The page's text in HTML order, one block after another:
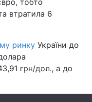
тобто
втратила 6
ринку України до
грн/дол., а до